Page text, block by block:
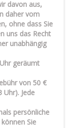
davon aus,
daher vom
ohne dass Sie
uns das Recht
unabhängig
geräumt
von 50 €
Uhr). Jede
persönliche
Sie